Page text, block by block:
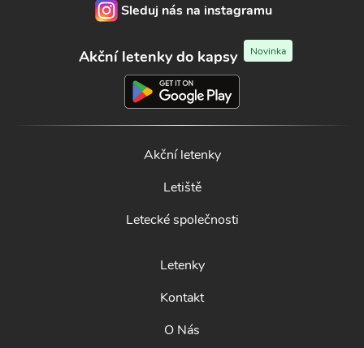
Sleduj nás na instagramu
Akční letenky do kapsy Novinka
Akční letenky
Letiště
Letecké společnosti
Letenky
Kontakt
O Nás